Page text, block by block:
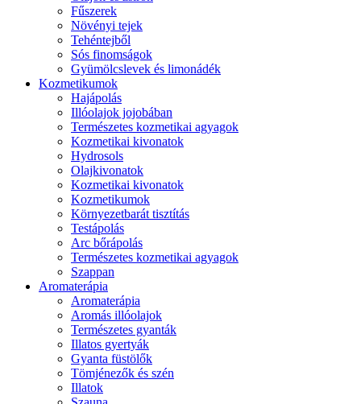
Fűszerek
Növényi tejek
Tehéntejből
Sós finomságok
Gyümölcslevek és limonádék
Kozmetikumok
Hajápolás
Illóolajok jojobában
Természetes kozmetikai agyagok
Kozmetikai kivonatok
Hydrosols
Olajkivonatok
Kozmetikai kivonatok
Kozmetikumok
Környezetbarát tisztítás
Testápolás
Arc bőrápolás
Természetes kozmetikai agyagok
Szappan
Aromaterápia
Aromaterápia
Aromás illóolajok
Természetes gyanták
Illatos gyertyák
Gyanta füstölők
Tömjénezők és szén
Illatok